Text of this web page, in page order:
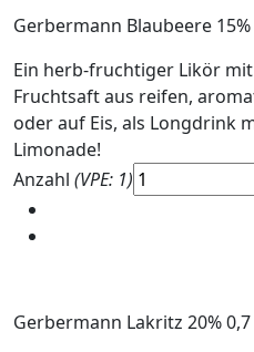
Gerbermann Blaubeere
Ein herb-fruchtiger Likör
Fruchtsaft aus reifen,
oder auf Eis, als Longdrink
Limonade!
Anzahl (VPE: 1)
Gerbermann Lakritz 20%